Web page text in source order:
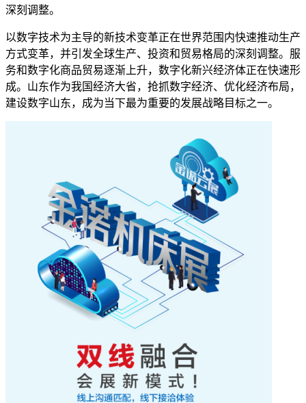
深刻调整。
以数字技术为主导的新技术变革正在世界范围内快速推动生产
方式变革，并引发全球生产、投资和贸易格局的深刻调整。服
务和数字化商品贸易逐渐上升，数字化新兴经济体正在快速形
成。山东作为我国经济大省，抢抓数字经济、优化经济布局，
建设数字山东，成为当下最为重要的发展战略目标之一。